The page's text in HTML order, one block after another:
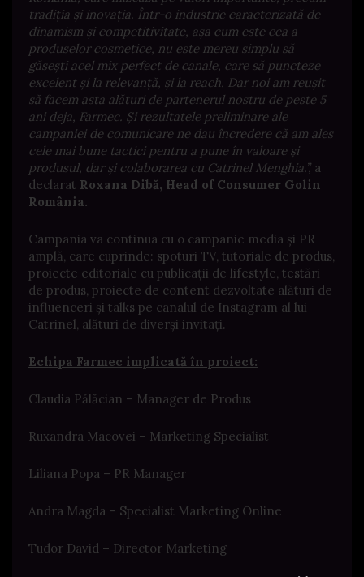
tradiția și inovația. Într-o industrie caracterizată de
dinamism și competitivitate, așa cum este cea a
produselor cosmetice, nu este mereu simplu să
găsești acel mix perfect de canale, care să puncteze
excelent și la relevanță, și la reach. Dar noi am reușit
să facem asta alături de partenerul nostru de peste 5
ani deja, Farmec. Și rezultatele preliminare ale
campaniei de comunicare ne dau încredere că am ales
cele mai bune tactici pentru a pune în valoare și
produsul, dar și colaborarea cu Catrinel Menghia.”, a
declarat Roxana Dibă, Head of Consumer Golin
România.
Campania va continua cu o campanie media și PR
amplă, care cuprinde: spoturi TV, tutoriale de produs,
proiecte editoriale cu publicații de lifestyle, testări
de produs, proiecte de content dezvoltate alături de
influenceri și talks pe canalul de Instagram al lui
Catrinel, alături de diverși invitați.
Echipa Farmec implicată în proiect:
Claudia Pălăcian – Manager de Produs
Ruxandra Macovei – Marketing Specialist
Liliana Popa – PR Manager
Andra Magda – Specialist Marketing Online
Tudor David – Director Marketing